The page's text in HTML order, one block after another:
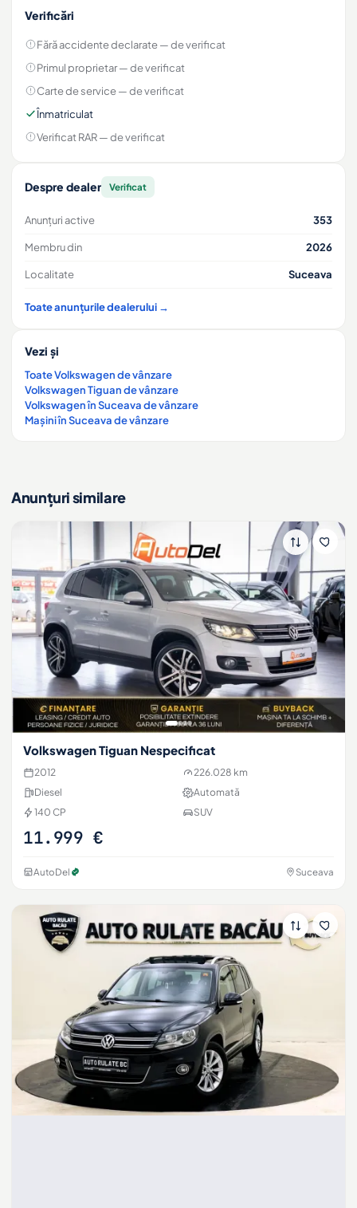
Verificări
Fără accidente declarate— de verificat
Primul proprietar— de verificat
Carte de service— de verificat
Înmatriculat
Verificat RAR— de verificat
Despre dealer Verificat
Anunțuri active 353
Membru din 2026
Localitate Suceava
Toate anunțurile dealerului →
Vezi și
Toate Volkswagen de vânzare
Volkswagen Tiguan de vânzare
Volkswagen în Suceava de vânzare
Mașini în Suceava de vânzare
Anunțuri similare
Volkswagen Tiguan Nespecificat
2012
226.028 km
Diesel
Automată
140 CP
SUV
11.999 €
AutoDel Suceava